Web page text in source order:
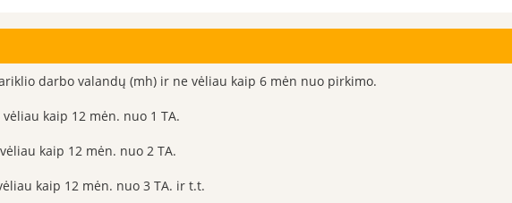
darbo valandų (mh) ir ne vėliau kaip 6 mėn nuo pirkimo.
kaip 12 mėn. nuo 1 TA.
kaip 12 mėn. nuo 2 TA.
kaip 12 mėn. nuo 3 TA. ir t.t.